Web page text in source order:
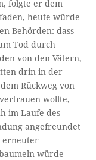
folgte er dem
heute würde
Behörden: dass
Tod durch
von den Vätern,
drin in der
Rückweg von
wollte,
im Laufe des
angefreundet
erneuter
würde